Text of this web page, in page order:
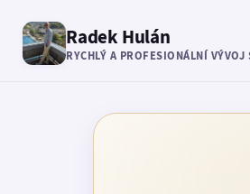
Radek Hulán
RYCHLÝ A PROFESIONÁLNÍ VÝVOJ